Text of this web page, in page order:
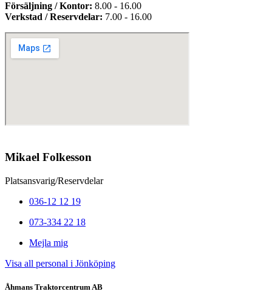
Försäljning / Kontor: 8.00 - 16.00
Verkstad / Reservdelar: 7.00 - 16.00
Mikael Folkesson
Platsansvarig/Reservdelar
036-12 12 19
073-334 22 18
Mejla mig
Visa all personal i Jönköping
Åhmans Traktorcentrum AB